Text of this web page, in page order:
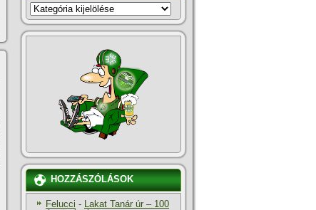
KATEGÓRIÁK
HOZZÁSZÓLÁSOK
Felucci - Lakat Tanár úr – 100